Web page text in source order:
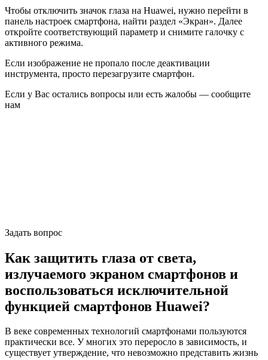
Чтобы отключить значок глаза на Huawei, нужно перейти в
панель настроек смартфона, найти раздел «Экран». Далее
откройте соответствующий параметр и снимите галочку с
активного режима.
Если изображение не пропало после деактивации
инструмента, просто перезагрузите смартфон.
Если у Вас остались вопросы или есть жалобы — сообщите
нам
Задать вопрос
Как защитить глаза от света,
излучаемого экраном смартфонов и
воспользоваться исключительной
функцией смартфонов Huawei?
В веке современных технологий смартфонами пользуются
практически все. У многих это переросло в зависимость, и
существует утверждение, что невозможно представить жизнь